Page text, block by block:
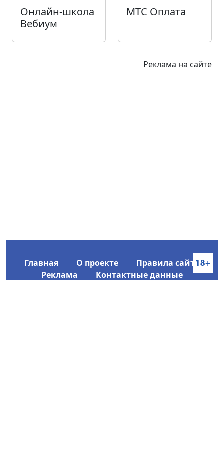
Онлайн-школа
Вебиум
МТС Оплата
Реклама на сайте
Главная О проекте
Правила сайта
Реклама
Контактные данные